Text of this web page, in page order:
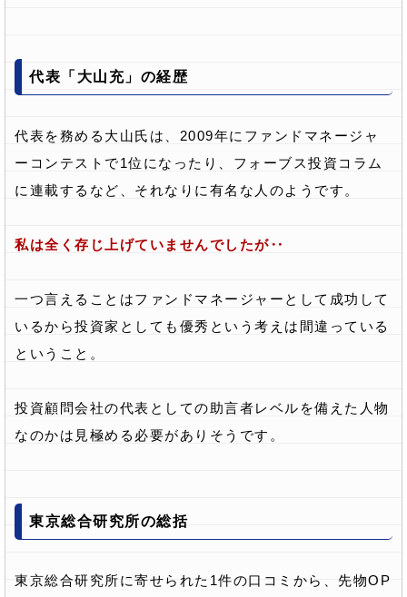
代表「大山充」の経歴
代表を務める大山氏は、2009年にファンドマネージャ
ーコンテストで1位になったり、フォーブス投資コラム
に連載するなど、それなりに有名な人のようです。
私は全く存じ上げていませんでしたが‥
一つ言えることはファンドマネージャーとして成功して
いるから投資家としても優秀という考えは間違っている
ということ。
投資顧問会社の代表としての助言者レベルを備えた人物
なのかは見極める必要がありそうです。
東京総合研究所の総括
東京総合研究所に寄せられた1件の口コミから、先物OP